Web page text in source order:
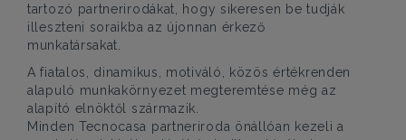
tartozó partnerirodákat, hogy sikeresen be tudják
illeszteni soraikba az újonnan érkező
munkatársakat.
A fiatalos, dinamikus, motiváló, közös értékrenden
alapuló munkakörnyezet megteremtése még az
alapító elnöktől származik.
Minden Tecnocasa partneriroda önállóan kezeli a